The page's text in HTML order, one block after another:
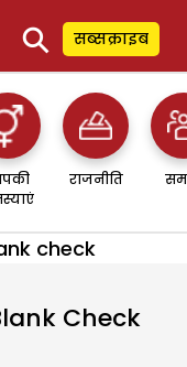
⚲ सब्सक्राइब
राजनीति
check
Check